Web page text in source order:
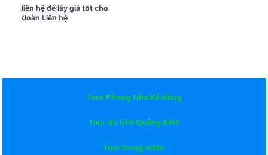
Được
xếp
hạng
liên hệ để lấy giá tốt cho
đoàn Liên hệ
Tour Phong Nha Kẻ Bàng
Tour du lịch Quảng Bình
Tour trong nước